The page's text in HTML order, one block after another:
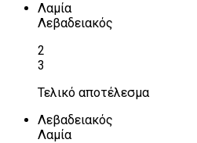
Λαμία
Λεβαδειακός
2
3
Τελικό αποτέλεσμα
Λεβαδειακός
Λαμία